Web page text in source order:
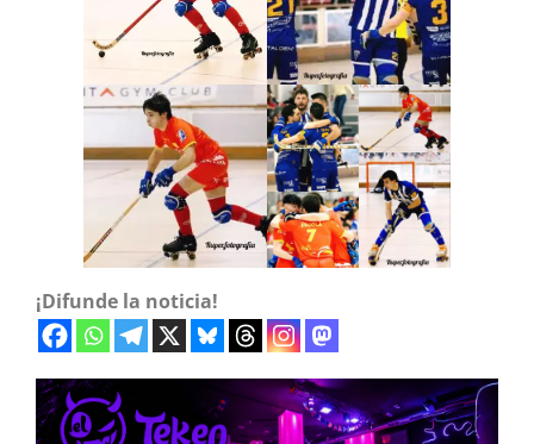
¡Difunde la noticia!